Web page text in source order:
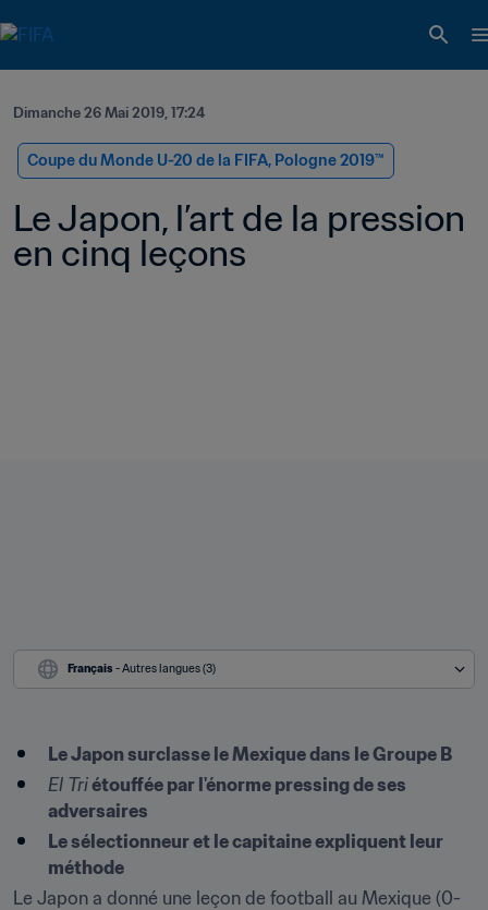
Dimanche 26 Mai 2019, 17:24
Coupe du Monde U-20 de la FIFA, Pologne 2019™
Le Japon, l’art de la pression
en cinq leçons
Français - Autres langues (3)
Le Japon surclasse le Mexique dans le Groupe B
El Tri étouffée par l'énorme pressing de ses
adversaires
Le sélectionneur et le capitaine expliquent leur
méthode
Le Japon a donné une leçon de football au Mexique (0-